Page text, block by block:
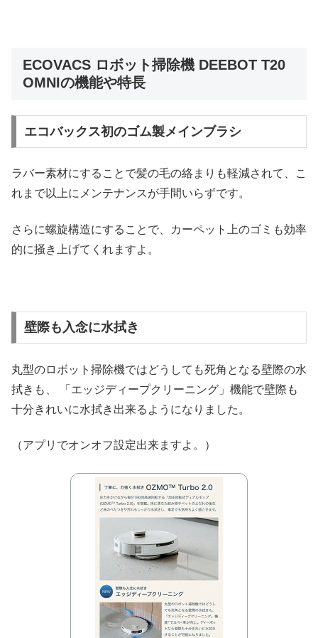
ECOVACS ロボット掃除機 DEEBOT T20
OMNIの機能や特長
エコバックス初のゴム製メインブラシ
ラバー素材にすることで髪の毛の絡まりも軽減されて、こ
れまで以上にメンテナンスが手間いらずです。
さらに螺旋構造にすることで、カーペット上のゴミも効率
的に掻き上げてくれますよ。
壁際も入念に水拭き
丸型のロボット掃除機ではどうしても死角となる壁際の水
拭きも、 「エッジディープクリーニング」機能で壁際も
十分きれいに水拭き出来るようになりました。
（アプリでオンオフ設定出来ますよ。）